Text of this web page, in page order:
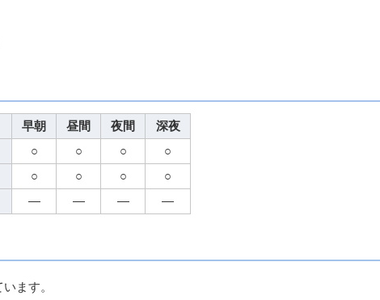
早朝 昼間 夜間
深夜
○ ○ ○
○
○ ○ ○
○
― ― ― ―
ます。